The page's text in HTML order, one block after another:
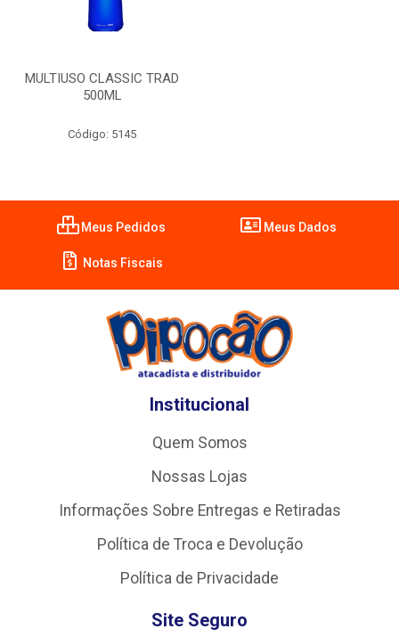
MULTIUSO CLASSIC TRAD
500ML
Código: 5145
Meus Pedidos Meus Dados
Notas Fiscais
Institucional
Quem Somos
Nossas Lojas
Informações Sobre Entregas e Retiradas
Política de Troca e Devolução
Política de Privacidade
Site Seguro